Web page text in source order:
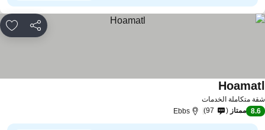
مشاركة
متكاملة الخدمات
مشاهدة الأسعار
8.6 ممتاز 97
Ebbs